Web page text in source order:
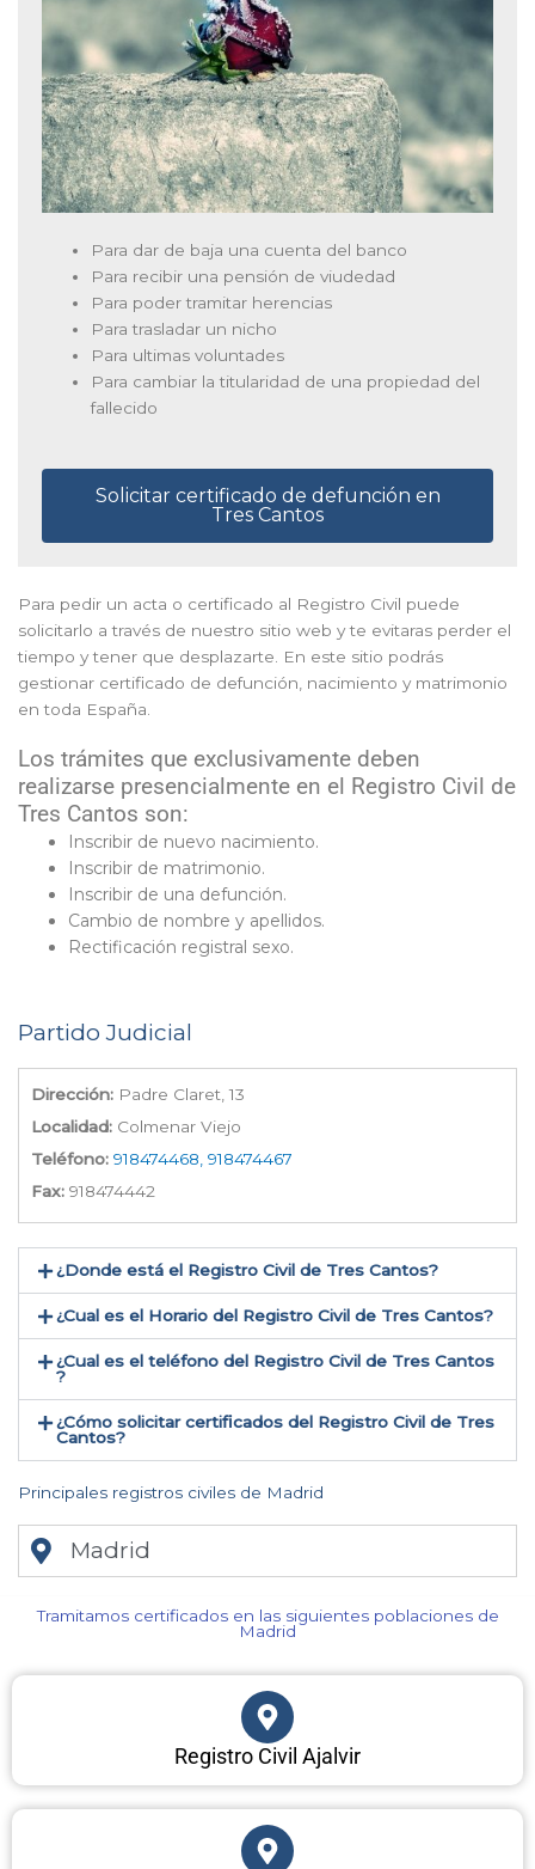
Para dar de baja una cuenta del banco
Para recibir una pensión de viudedad
Para poder tramitar herencias
Para trasladar un nicho
Para ultimas voluntades
Para cambiar la titularidad de una propiedad del
fallecido
Solicitar certificado de defunción en
Tres Cantos
Para pedir un acta o certificado al Registro Civil puede
solicitarlo a través de nuestro sitio web y te evitaras perder el
tiempo y tener que desplazarte. En este sitio podrás
gestionar certificado de defunción, nacimiento y matrimonio
en toda España.
Los trámites que exclusivamente deben
realizarse presencialmente en el Registro Civil de
Tres Cantos son:
Inscribir de nuevo nacimiento.
Inscribir de matrimonio.
Inscribir de una defunción.
Cambio de nombre y apellidos.
Rectificación registral sexo.
Partido Judicial
Dirección: Padre Claret, 13
Localidad: Colmenar Viejo
Teléfono: 918474468, 918474467
Fax: 918474442
¿Donde está el Registro Civil de Tres Cantos​?
¿Cual es el Horario del Registro Civil de Tres Cantos?
¿Cual es el teléfono del Registro Civil de Tres Cantos​
?
¿Cómo solicitar certificados del Registro Civil de Tres
Cantos​?
Principales registros civiles de Madrid
Madrid
Tramitamos certificados en las siguientes poblaciones de
Madrid​
Registro Civil Ajalvir